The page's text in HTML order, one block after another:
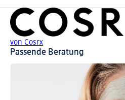
von Cosrx
Passende Beratung